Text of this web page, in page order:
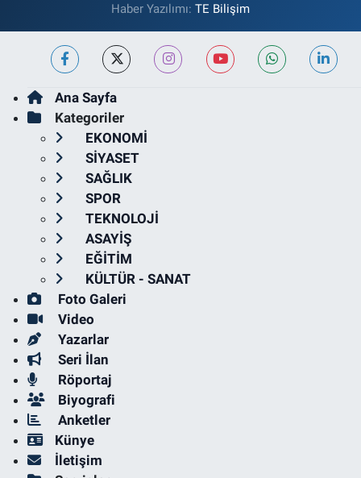
Haber Yazılımı: TE Bilişim
Ana Sayfa
Kategoriler
EKONOMİ
SİYASET
SAĞLIK
SPOR
TEKNOLOJİ
ASAYİŞ
EĞİTİM
KÜLTÜR - SANAT
Foto Galeri
Video
Yazarlar
Seri İlan
Röportaj
Biyografi
Anketler
Künye
İletişim